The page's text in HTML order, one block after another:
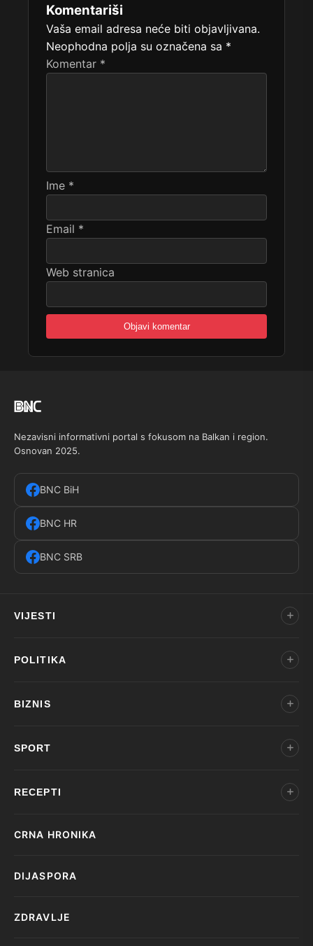
Komentariši
Vaša email adresa neće biti objavljivana.
Neophodna polja su označena sa *
Komentar *
Ime *
Email *
Web stranica
Nezavisni informativni portal s fokusom na Balkan i region.
Osnovan 2025.
BNC BiH
BNC HR
BNC SRB
VIJESTI
POLITIKA
BIZNIS
SPORT
RECEPTI
CRNA HRONIKA
DIJASPORA
ZDRAVLJE